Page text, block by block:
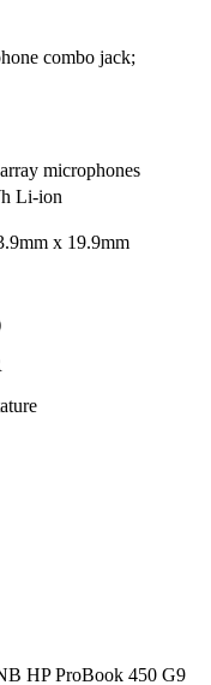
combo jack;
microphones
Li-ion
x 19.9mm
HP ProBook 450 G9